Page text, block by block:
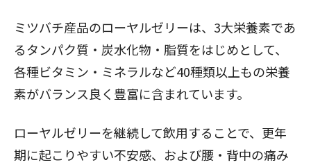
ミツバチ産品のローヤルゼリーは、3大栄養素であ
るタンパク質・炭水化物・脂質をはじめとして、
各種ビタミン・ミネラルなど40種類以上もの栄養
素がバランス良く豊富に含まれています。
ローヤルゼリーを継続して飲用することで、更年
期に起こりやすい不安感、および腰・背中の痛み